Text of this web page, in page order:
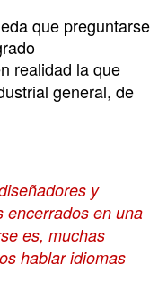
que preguntarse
realidad la que
general, de
y
encerrados en una
es, muchas
hablar idiomas